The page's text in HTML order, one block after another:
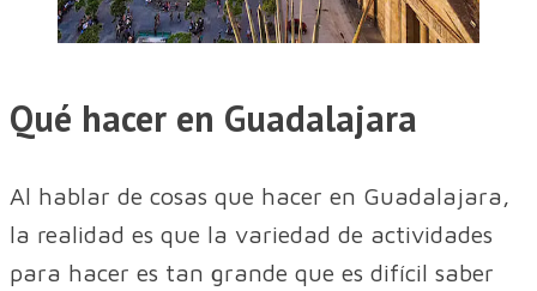
Qué hacer en Guadalajara
Al hablar de cosas que hacer en Guadalajara,
la realidad es que la variedad de actividades
para hacer es tan grande que es difícil saber